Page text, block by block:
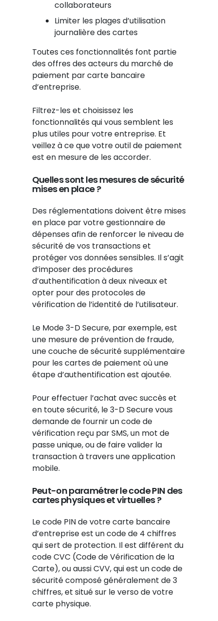
collaborateurs
Limiter les plages d’utilisation
journalière des cartes
Toutes ces fonctionnalités font partie
des offres des acteurs du marché de
paiement par carte bancaire
d’entreprise.
Filtrez-les et choisissez les
fonctionnalités qui vous semblent les
plus utiles pour votre entreprise. Et
veillez à ce que votre outil de paiement
est en mesure de les accorder.
Quelles sont les mesures de sécurité
mises en place ?
Des réglementations doivent être mises
en place par votre gestionnaire de
dépenses afin de renforcer le niveau de
sécurité de vos transactions et
protéger vos données sensibles. Il s’agit
d’imposer des procédures
d’authentification à deux niveaux et
opter pour des protocoles de
vérification de l’identité de l’utilisateur.
Le Mode 3-D Secure, par exemple, est
une mesure de prévention de fraude,
une couche de sécurité supplémentaire
pour les cartes de paiement où une
étape d’authentification est ajoutée.
Pour effectuer l’achat avec succès et
en toute sécurité, le 3-D Secure vous
demande de fournir un code de
vérification reçu par SMS, un mot de
passe unique, ou de faire valider la
transaction à travers une application
mobile.
Peut-on paramétrer le code PIN des
cartes physiques et virtuelles ?
Le code PIN de votre carte bancaire
d’entreprise est un code de 4 chiffres
qui sert de protection. Il est différent du
code CVC (Code de Vérification de la
Carte), ou aussi CVV, qui est un code de
sécurité composé généralement de 3
chiffres, et situé sur le verso de votre
carte physique.